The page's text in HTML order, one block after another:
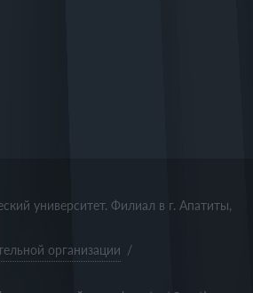
университет. Филиал в г. Апатиты,
организации /